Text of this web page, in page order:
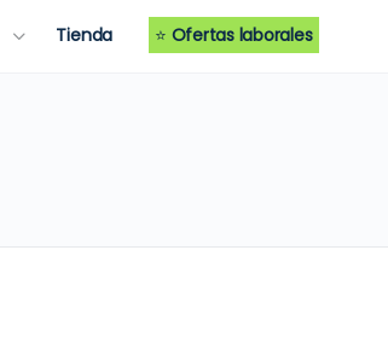
Tienda ⭐ Ofertas laborales